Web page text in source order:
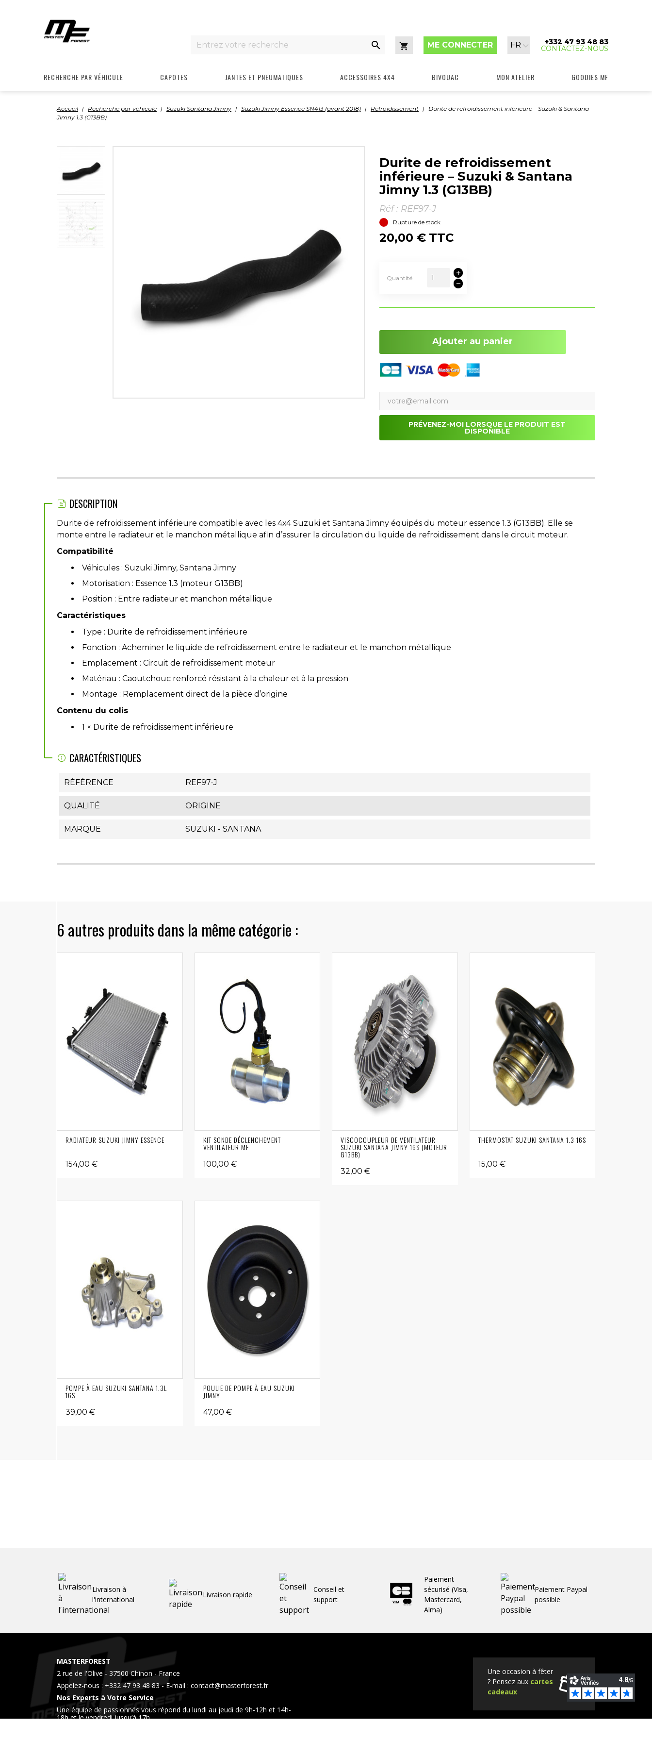

Panier
ME CONNECTER
Langue
:
FR +332 47 93 48 83
CONTACTEZ-NOUS
RECHERCHE PAR VÉHICULE CAPOTES JANTES ET PNEUMATIQUES ACCESSOIRES 4X4 BIVOUAC MON ATELIER GOODIES MF
Accueil Recherche par véhicule Suzuki Santana Jimny Suzuki Jimny Essence SN413 (avant 2018) Refroidissement
Durite de refroidissement inférieure – Suzuki & Santana
Jimny 1.3 (G13BB)
Durite de refroidissement
inférieure – Suzuki & Santana
Jimny 1.3 (G13BB)
Réf : REF97-J
Rupture de stock
20,00 € TTC
Quantité
Ajouter au panier
PRÉVENEZ-MOI LORSQUE LE PRODUIT EST
DISPONIBLE
DESCRIPTION
Durite de refroidissement inférieure compatible avec les 4x4 Suzuki et Santana Jimny équipés du moteur essence 1.3 (G13BB). Elle se
monte entre le radiateur et le manchon métallique afin d’assurer la circulation du liquide de refroidissement dans le circuit moteur.
Compatibilité
Véhicules : Suzuki Jimny, Santana Jimny
Motorisation : Essence 1.3 (moteur G13BB)
Position : Entre radiateur et manchon métallique
Caractéristiques
Type : Durite de refroidissement inférieure
Fonction : Acheminer le liquide de refroidissement entre le radiateur et le manchon métallique
Emplacement : Circuit de refroidissement moteur
Matériau : Caoutchouc renforcé résistant à la chaleur et à la pression
Montage : Remplacement direct de la pièce d’origine
Contenu du colis
1 × Durite de refroidissement inférieure
CARACTÉRISTIQUES
RÉFÉRENCE REF97-J
QUALITÉ ORIGINE
MARQUE SUZUKI - SANTANA
6 autres produits dans la même catégorie :
RADIATEUR SUZUKI JIMNY ESSENCE
154,00 €
KIT SONDE DÉCLENCHEMENT
VENTILATEUR MF
100,00 €
VISCOCOUPLEUR DE VENTILATEUR
SUZUKI SANTANA JIMNY 16S (MOTEUR
G13BB)
32,00 €
THERMOSTAT SUZUKI SANTANA 1.3 16S
15,00 €
POMPE À EAU SUZUKI SANTANA 1.3L
16S
39,00 €
POULIE DE POMPE À EAU SUZUKI
JIMNY
47,00 €
Livraison à
l'international
Livraison rapide
Conseil et
support
Paiement
sécurisé (Visa,
Mastercard,
Alma)
Paiement Paypal
possible
MASTERFOREST
2 rue de l'Olive - 37500 Chinon - France
Appelez-nous : +332 47 93 48 83- E-mail : contact@masterforest.fr
Nos Experts à Votre Service
Une équipe de passionnés vous répond du lundi au jeudi de 9h-12h et 14h-
18h et le vendredi jusqu’à 17h
Une occasion à fêter
? Pensez aux cartes
cadeaux